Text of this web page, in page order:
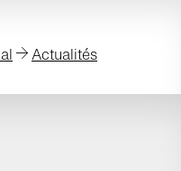
Actualités